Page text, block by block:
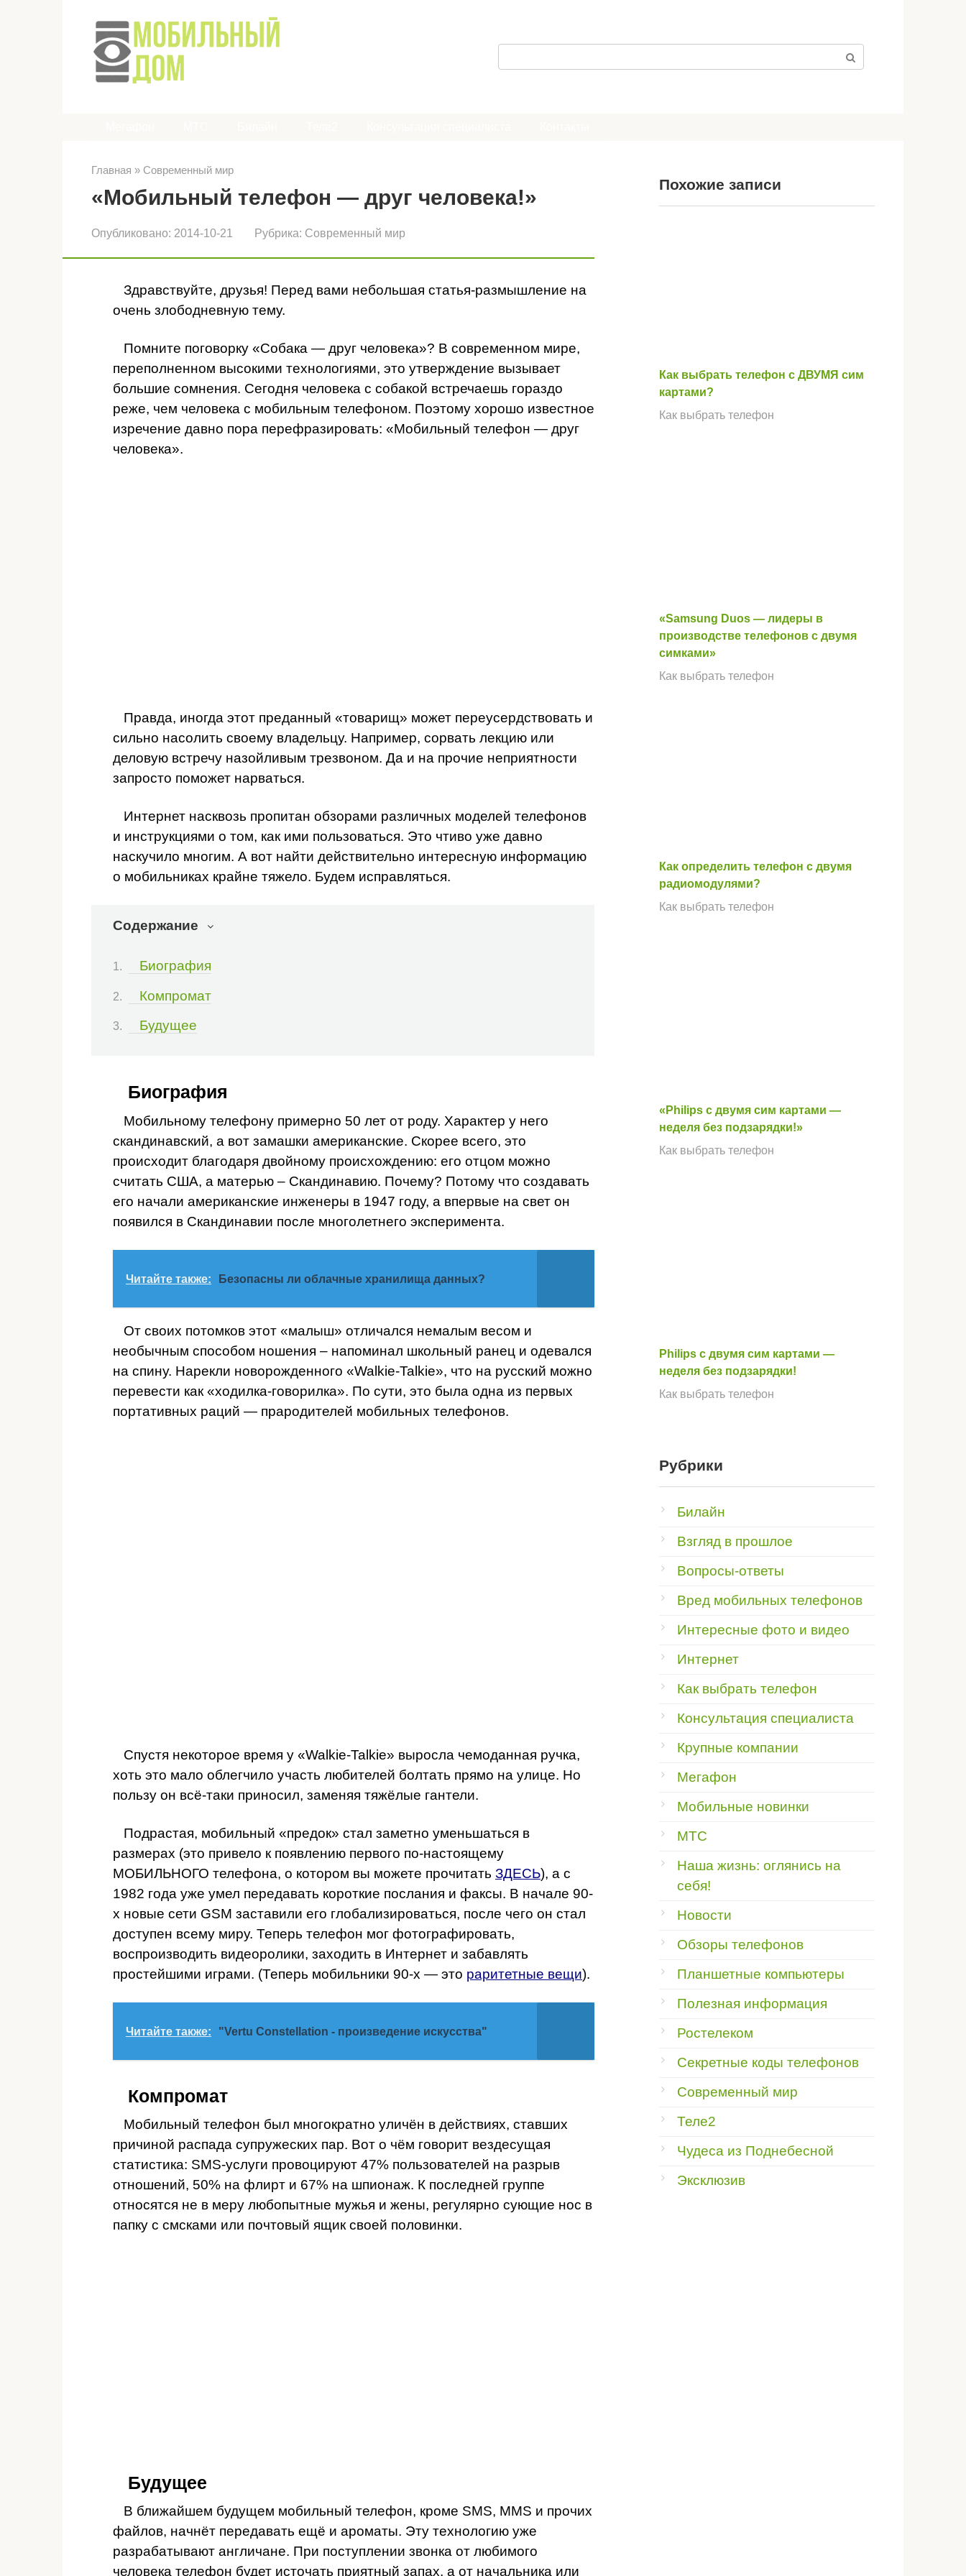
о
Главная » Современный мир
«Мобильный телефон — друг человека!»
Опубликовано: 2014-10-21 Рубрика: Современный мир
Здравствуйте, друзья! Перед вами небольшая статья-размышление на
очень злободневную тему.
Помните поговорку «Собака — друг человека»? В современном мире,
переполненном высокими технологиями, это утверждение вызывает
большие сомнения. Сегодня человека с собакой встречаешь гораздо
реже, чем человека с мобильным телефоном. Поэтому хорошо известное
изречение давно пора перефразировать: «Мобильный телефон — друг
человека».
Правда, иногда этот преданный «товарищ» может переусердствовать и
сильно насолить своему владельцу. Например, сорвать лекцию или
деловую встречу назойливым трезвоном. Да и на прочие неприятности
запросто поможет нарваться.
Интернет насквозь пропитан обзорами различных моделей телефонов
и инструкциями о том, как ими пользоваться. Это чтиво уже давно
наскучило многим. А вот найти действительно интересную информацию
о мобильниках крайне тяжело. Будем исправляться.
Содержание
Биография
Компромат
Будущее
Биография
Мобильному телефону примерно 50 лет от роду. Характер у него
скандинавский, а вот замашки американские. Скорее всего, это
происходит благодаря двойному происхождению: его отцом можно
считать США, а матерью – Скандинавию. Почему? Потому что создавать
его начали американские инженеры в 1947 году, а впервые на свет он
появился в Скандинавии после многолетнего эксперимента.
Читайте также: Безопасны ли облачные хранилища данных?
От своих потомков этот «малыш» отличался немалым весом и
необычным способом ношения – напоминал школьный ранец и одевался
на спину. Нарекли новорожденного «Walkie-Talkie», что на русский можно
перевести как «ходилка-говорилка». По сути, это была одна из первых
портативных раций — прародителей мобильных телефонов.
Спустя некоторое время у «Walkie-Talkie» выросла чемоданная ручка,
хоть это мало облегчило участь любителей болтать прямо на улице. Но
пользу он всё-таки приносил, заменяя тяжёлые гантели.
Подрастая, мобильный «предок» стал заметно уменьшаться в
размерах (это привело к появлению первого по-настоящему
МОБИЛЬНОГО телефона, о котором вы можете прочитать ЗДЕСЬ), а с
1982 года уже умел передавать короткие послания и факсы. В начале 90-
х новые сети GSM заставили его глобализироваться, после чего он стал
доступен всему миру. Теперь телефон мог фотографировать,
воспроизводить видеоролики, заходить в Интернет и забавлять
простейшими играми. (Теперь мобильники 90-х — это раритетные вещи).
Читайте также: "Vertu Constellation - произведение искусства"
Компромат
Мобильный телефон был многократно уличён в действиях, ставших
причиной распада супружеских пар. Вот о чём говорит вездесущая
статистика: SMS-услуги провоцируют 47% пользователей на разрыв
отношений, 50% на флирт и 67% на шпионаж. К последней группе
относятся не в меру любопытные мужья и жены, регулярно сующие нос в
папку с смсками или почтовый ящик своей половинки.
Будущее
В ближайшем будущем мобильный телефон, кроме SMS, MMS и прочих
файлов, начнёт передавать ещё и ароматы. Эту технологию уже
разрабатывают англичане. При поступлении звонка от любимого
человека телефон будет источать приятный запах, а от начальника или
Похожие записи
Как выбрать телефон с ДВУМЯ сим
картами?
Как выбрать телефон
«Samsung Duos — лидеры в
производстве телефонов с двумя
симками»
Как выбрать телефон
Как определить телефон с двумя
радиомодулями?
Как выбрать телефон
«Philips с двумя сим картами —
неделя без подзарядки!»
Как выбрать телефон
Philips с двумя сим картами —
неделя без подзарядки!
Как выбрать телефон
Рубрики
Билайн
Взгляд в прошлое
Вопросы-ответы
Вред мобильных телефонов
Интересные фото и видео
Интернет
Как выбрать телефон
Консультация специалиста
Крупные компании
Мегафон
Мобильные новинки
МТС
Наша жизнь: оглянись на
себя!
Новости
Обзоры телефонов
Планшетные компьютеры
Полезная информация
Ростелеком
Секретные коды телефонов
Современный мир
Теле2
Чудеса из Поднебесной
Эксклюзив